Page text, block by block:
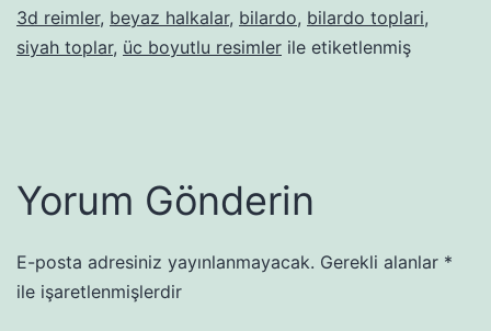
3d reimler, beyaz halkalar, bilardo, bilardo toplari,
siyah toplar, üc boyutlu resimler ile etiketlenmiş
Yorum Gönderin
E-posta adresiniz yayınlanmayacak. Gerekli alanlar *
ile işaretlenmişlerdir